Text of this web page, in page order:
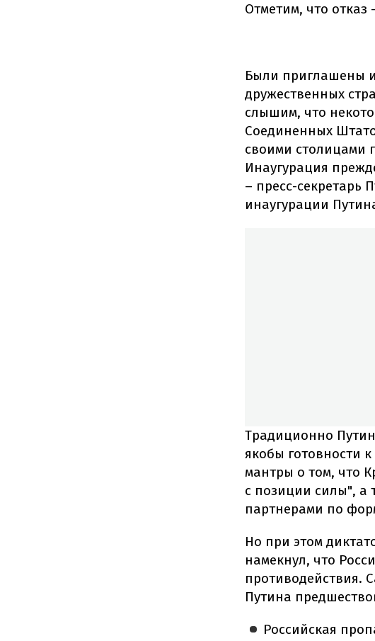
Отметим, что отказ
Были приглашены
дружественных
слышим, что
Соединенных
своими столицами
Инаугурация
– пресс-секретарь
инаугурации
Традиционно
якобы готовности
мантры о том, что
с позиции силы", а
партнерами по
Но при этом
намекнул, что
противодействия.
Путина
Российская